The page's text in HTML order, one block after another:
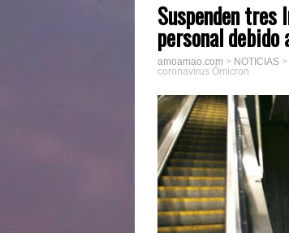
Suspenden tres
personal
amoamao.com > NOTICIAS >
coronavirus Ómicron